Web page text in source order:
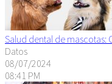
Salud dental de mascotas:
Datos
08/07/2024
08:41 PM